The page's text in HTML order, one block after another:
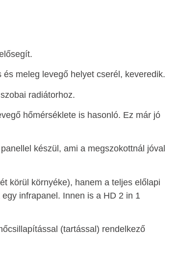
meleg levegő helyet cserél, keveredik.
radiátorhoz.
hőmérséklete is hasonló. Ez már jó
készül, ami a megszokottnál jóval
körül környéke), hanem a teljes előlapi
infrapanel. Innen is a HD 2 in 1
(tartással) rendelkező